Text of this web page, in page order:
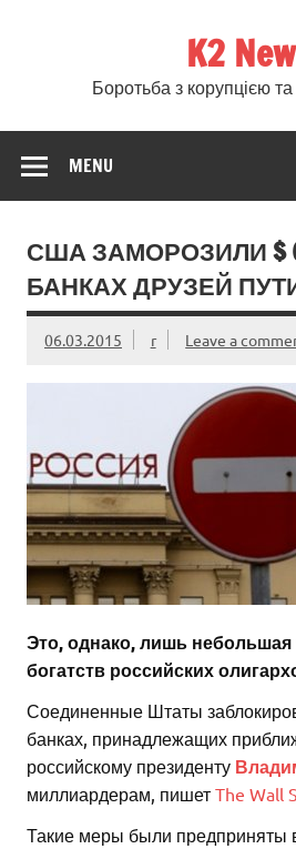
K2
Боротьба з
MENU
США ЗАМОРОЗИЛИ $
БАНКАХ ДРУЗЕЙ
06.03.2015 r Leave a
Это, однако, лишь
богатств российских
Соединенные Штаты
банках, принадлежащих
российскому президенту
миллиардерам, пишет The Wall
Такие меры были предприняты